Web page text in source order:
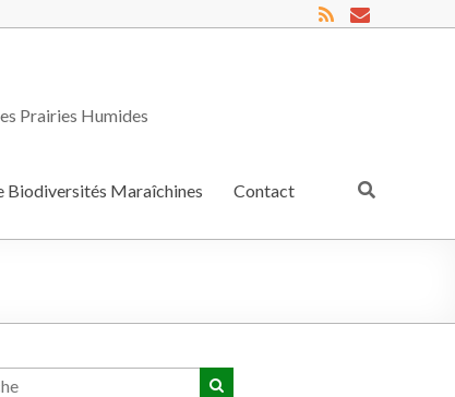
Prairies Humides
Biodiversités Maraîchines Contact